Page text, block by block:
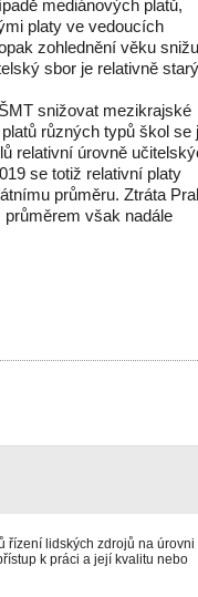
mediánových platů,
platy ve vedoucích
zohlednění věku
sbor je relativně
snižovat mezikrajské
různých typů škol se
relativní úrovně
se totiž relativní platy
průměru. Ztráta
však nadále
řízení lidských zdrojů na úrovni
k práci a její kvalitu nebo